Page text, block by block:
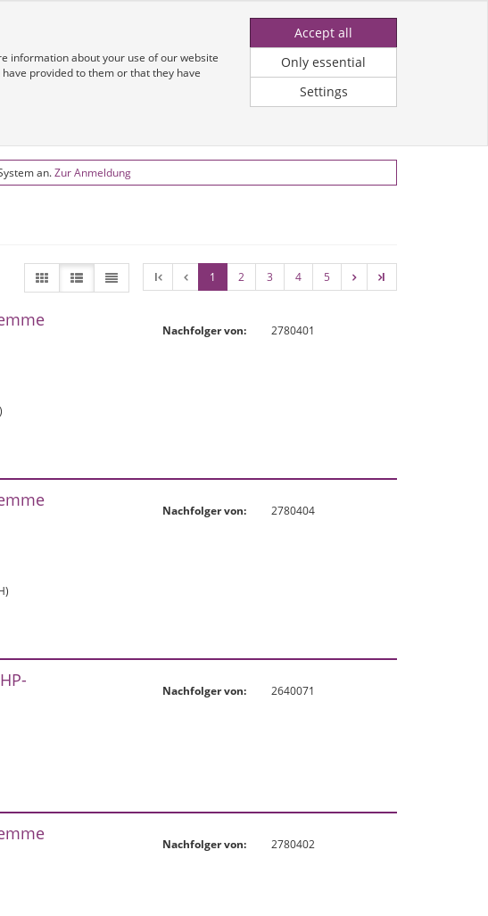
Anmeldung für Kunden DE
Katalog
an.Zur Anmeldung
l 1 2 3 4 5 l
Nachfolger von: 2780401
Nachfolger von: 2780404
Nachfolger von: 2640071
Nachfolger von: 2780402
information about your use of our website
provided to them or that they have
Accept all
Only essential
Settings